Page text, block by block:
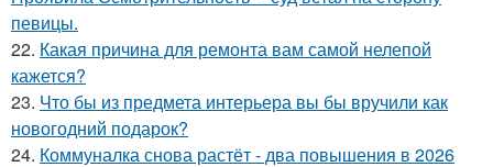
певицы.
22. Какая причина для ремонта вам самой нелепой
кажется?
23. Что бы из предмета интерьера вы бы вручили как
новогодний подарок?
24. Коммуналка снова растёт - два повышения в 2026